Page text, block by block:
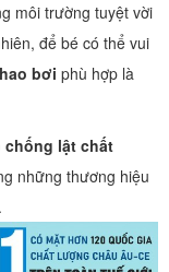
môi trường tuyệt vời
để bé có thể vui
bơi phù hợp là
chống lật chất
những thương hiệu